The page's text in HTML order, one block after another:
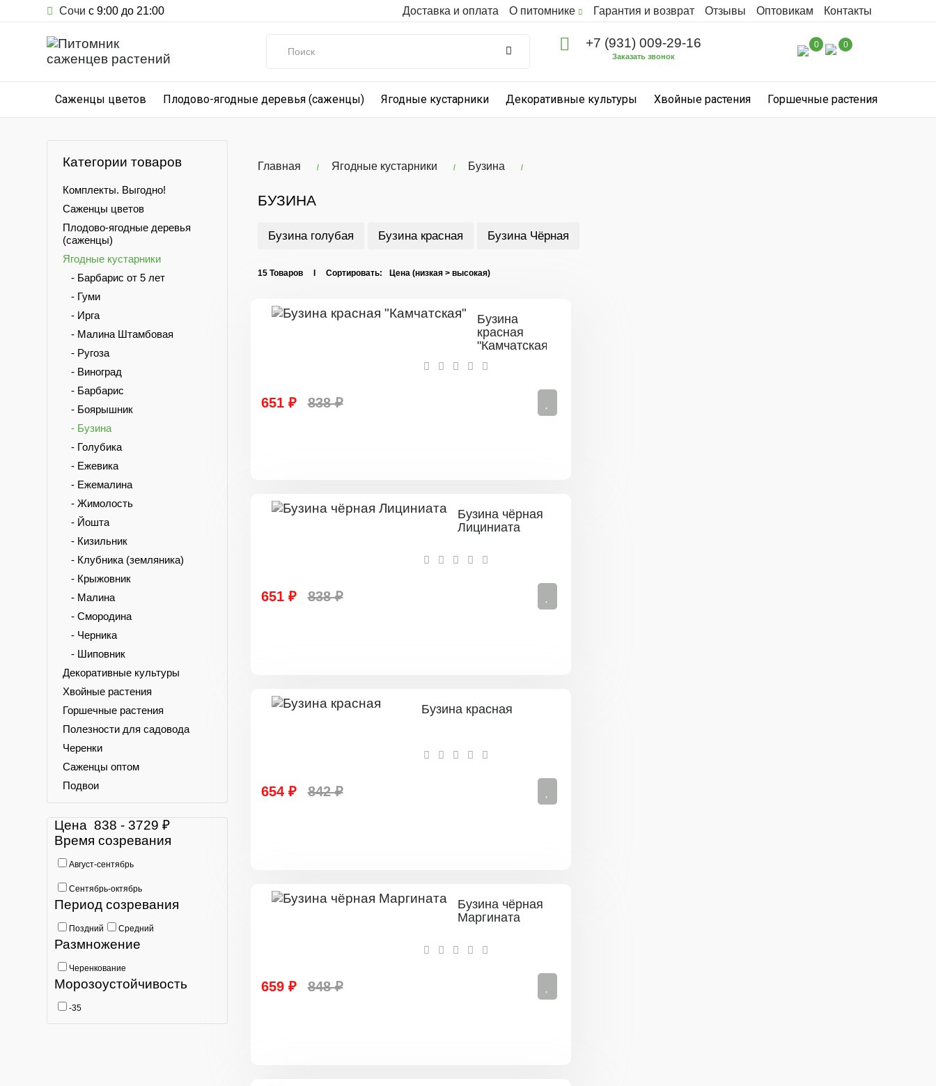
Сочи с 9:00 до 21:00 Доставка и оплата О питомнике Гарантия и возврат Отзывы Оптовикам Контакты
+7 (931) 009-29-16
Заказать звонок
0 0
Саженцы цветов Плодово-ягодные деревья (саженцы) Ягодные кустарники Декоративные культуры Хвойные растения Горшечные растения
Категории товаров
Комплекты. Выгодно!
Саженцы цветов
Плодово-ягодные деревья
(саженцы)
Ягодные кустарники
- Барбарис от 5 лет
- Гуми
- Ирга
- Малина Штамбовая
- Ругоза
- Виноград
- Барбарис
- Боярышник
- Бузина
- Голубика
- Ежевика
- Ежемалина
- Жимолость
- Йошта
- Кизильник
- Клубника (земляника)
- Крыжовник
- Малина
- Смородина
- Черника
- Шиповник
Декоративные культуры
Хвойные растения
Горшечные растения
Полезности для садовода
Черенки
Саженцы оптом
Подвои
Цена 838 - 3729 ₽
Время созревания
Август-сентябрь
Сентябрь-октябрь
Период созревания
Поздний Средний
Размножение
Черенкование
Морозоустойчивость
-35
Главная Ягодные кустарники Бузина
БУЗИНА
Бузина голубая Бузина красная Бузина Чёрная
15 Товаров I Сортировать:
Бузина
красная
"Камчатская"
651 ₽ 838 ₽
Бузина чёрная
Лициниата
651 ₽ 838 ₽
Бузина красная
654 ₽ 842 ₽
Бузина чёрная
Маргината
659 ₽ 848 ₽